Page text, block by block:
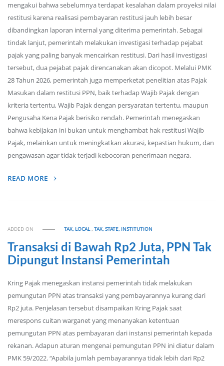
mengakui bahwa sebelumnya terdapat kesalahan dalam proyeksi nilai
restitusi karena realisasi pembayaran restitusi jauh lebih besar
dibandingkan laporan internal yang diterima pemerintah. Sebagai
tindak lanjut, pemerintah melakukan investigasi terhadap pejabat
pajak yang paling banyak mencairkan restitusi. Dari hasil investigasi
tersebut, dua pejabat pajak direncanakan akan dicopot. Melalui PMK
28 Tahun 2026, pemerintah juga memperketat penelitian atas Pajak
Masukan dalam restitusi PPN, baik terhadap Wajib Pajak dengan
kriteria tertentu, Wajib Pajak dengan persyaratan tertentu, maupun
Pengusaha Kena Pajak berisiko rendah. Pemerintah menegaskan
bahwa kebijakan ini bukan untuk menghambat hak restitusi Wajib
Pajak, melainkan untuk meningkatkan akurasi, kepastian hukum, dan
pengawasan agar tidak terjadi kebocoran penerimaan negara.
READ MORE
ADDED ON TAX, LOCAL,TAX, STATE, INSTITUTION
Transaksi di Bawah Rp2 Juta, PPN Tak
Dipungut Instansi Pemerintah
Kring Pajak menegaskan instansi pemerintah tidak melakukan
pemungutan PPN atas transaksi yang pembayarannya kurang dari
Rp2 juta. Penjelasan tersebut disampaikan Kring Pajak saat
merespons cuitan warganet yang menanyakan ketentuan
pemungutan PPN atas pembayaran dari instansi pemerintah kepada
rekanan. Adapun aturan mengenai pemungutan PPN ini diatur dalam
PMK 59/2022. “Apabila jumlah pembayarannya tidak lebih dari Rp2